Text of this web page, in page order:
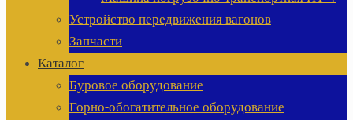
Устройство передвижения вагонов
Запчасти
Каталог
Буровое оборудование
Горно-обогатительное оборудование